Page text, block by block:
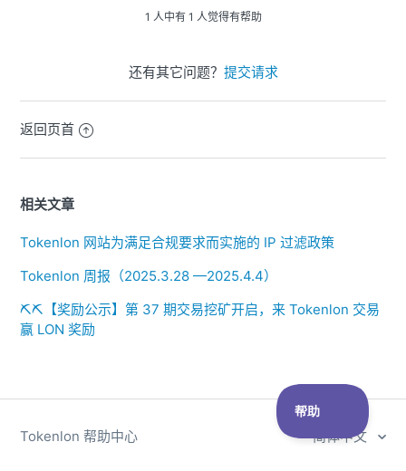
1 人中有 1 人觉得有帮助
还有其它问题？ 提交请求
返回页首
相关文章
Tokenlon 网站为满足合规要求而实施的 IP 过滤政策
Tokenlon 周报（2025.3.28 —2025.4.4）
⛏️⛏️【奖励公示】第 37 期交易挖矿开启，来 Tokenlon 交易
赢 LON 奖励
Tokenlon 帮助中心 简体中文